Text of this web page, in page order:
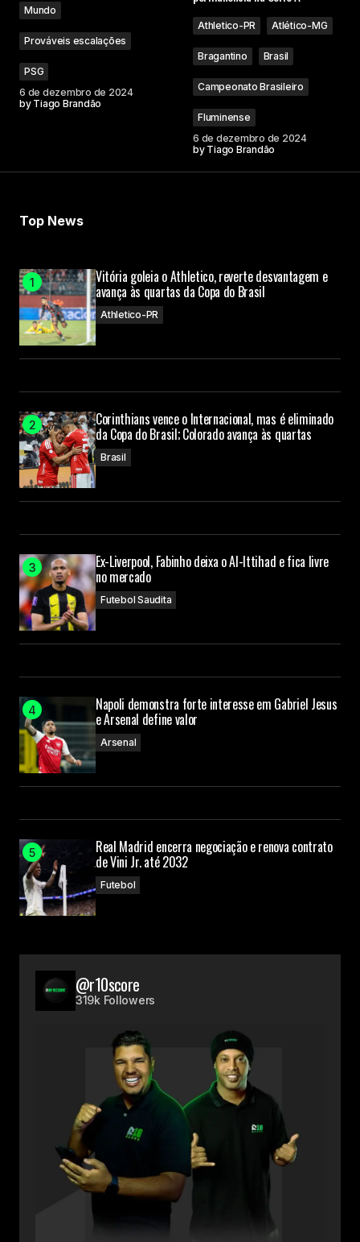
Mundo
Prováveis escalações
PSG
6 de dezembro de 2024
by Tiago Brandão
Athletico-PR Atlético-MG
Bragantino Brasil
Campeonato Brasileiro
Fluminense
6 de dezembro de 2024
by Tiago Brandão
Top News
Vitória goleia o Athletico, reverte desvantagem e
avança às quartas da Copa do Brasil
Athletico-PR
Corinthians vence o Internacional, mas é eliminado
da Copa do Brasil; Colorado avança às quartas
Brasil
Ex-Liverpool, Fabinho deixa o Al-Ittihad e fica livre
no mercado
Futebol Saudita
Napoli demonstra forte interesse em Gabriel Jesus
e Arsenal define valor
Arsenal
Real Madrid encerra negociação e renova contrato
de Vini Jr. até 2032
Futebol
@r10score
319k Followers